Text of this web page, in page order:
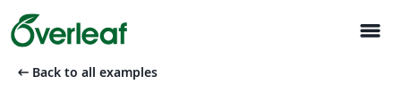
menu
arrow_left_alt Back to all examples